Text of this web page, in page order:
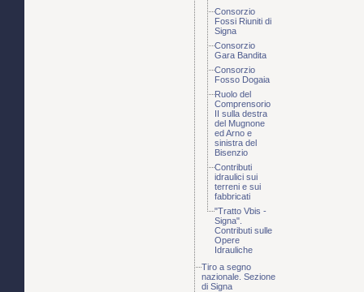
Consorzio
Fossi Riuniti di
Signa
Consorzio
Gara Bandita
Consorzio
Fosso Dogaia
Ruolo del
Comprensorio
II sulla destra
del Mugnone
ed Arno e
sinistra del
Bisenzio
Contributi
idraulici sui
terreni e sui
fabbricati
"Tratto Vbis -
Signa".
Contributi sulle
Opere
Idrauliche
Tiro a segno
nazionale. Sezione
di Signa